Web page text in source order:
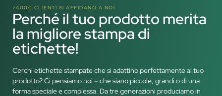
>4000 CLIENTI SI AFFIDANO A NOI
Perché il tuo prodotto merita
la migliore stampa di
etichette!
Cerchi etichette stampate che si adattino perfettamente al tuo
prodotto? Ci pensiamo noi – che siano piccole, grandi o di una
forma speciale e complessa. Da tre generazioni produciamo in